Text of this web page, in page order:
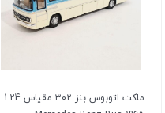
ماکت اتوبوس بنز ۳۰۲ مقیاس 1:24